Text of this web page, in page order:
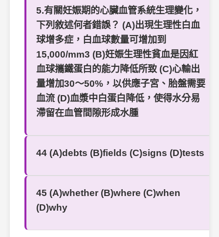
5.有關妊娠期的心臟血管系統生理變化，
下列敘述何者錯誤？ (A)出現生理性白血
球增多症，白血球數量可增加到
15,000/mm3 (B)妊娠生理性貧血是因紅
血球攜鐵蛋白的能力降低所致 (C)心輸出
量增加30～50%，以供應子宮、胎盤需要
血流 (D)血漿中白蛋白降低，使得水分易
滯留在血管間隙形成水腫
44 (A)debts (B)fields (C)signs (D)tests
45 (A)whether (B)where (C)when
(D)why